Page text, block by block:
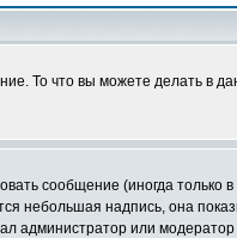
То что вы можете делать в
сообщение (иногда только
небольшая надпись, она
администратор или модератор